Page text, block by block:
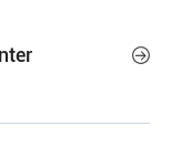
